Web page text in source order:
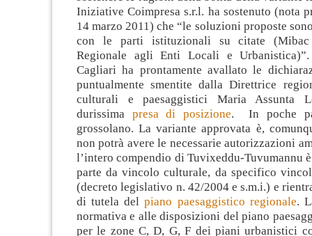
Iniziative Coimpresa s.r.l. ha sostenuto (nota
14 marzo 2011) che “le soluzioni proposte
con le parti istituzionali su citate (Mibac
Regionale agli Enti Locali e
Cagliari ha prontamente avallato le
puntualmente smentite dalla Direttrice
culturali e paesaggistici Maria Assunta
durissima presa di posizione. In poche
grossolano. La variante approvata è,
non potrà avere le necessarie autorizzazioni
l’intero compendio di Tuvixeddu-Tuvumannu
parte da vincolo culturale, da specifico
(decreto legislativo n. 42/2004 e s.m.i.) e
di tutela delpiano paesaggistico regionale.
normativa e alle disposizioni del piano
per le zone C, D, G, F dei piani urbanistici